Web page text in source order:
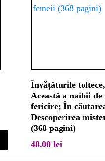
Învățăturile
Această a naibii de
fericire; În
Descoperirea
(368 pagini)
48.00 lei